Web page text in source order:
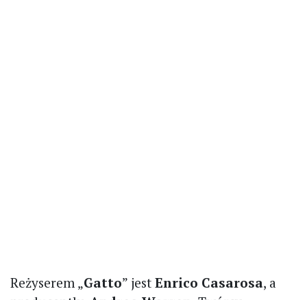
Reżyserem „Gatto” jest Enrico Casarosa, a